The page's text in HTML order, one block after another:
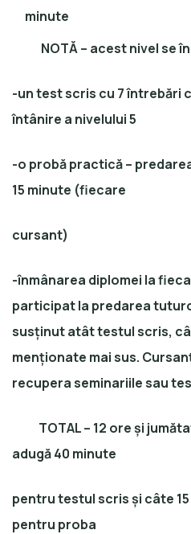
minute
NOTĂ – acest nivel se
-un test scris cu 7 întrebări
întânire a nivelului 5
-o probă practică –
15 minute (fiecare
cursant)
-înmânarea diplomei la
participat la predarea
susținut atât testul scris,
menționate mai sus.
recupera seminariile sau
TOTAL– 12 ore și
adugă 40 minute
pentru testul scris și câte
pentru proba